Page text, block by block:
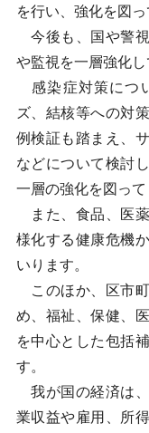
を行い、強化を図っ
今後も、国や警
や監視を一層強化し
感染症対策につ
ズ、結核等への対
例検証も踏まえ、
などについて検討
一層の強化を図って
また、食品、医
様化する健康危機
いります。
このほか、区市
め、福祉、保健、
を中心とした包括
す。
我が国の経済は
業収益や雇用、所